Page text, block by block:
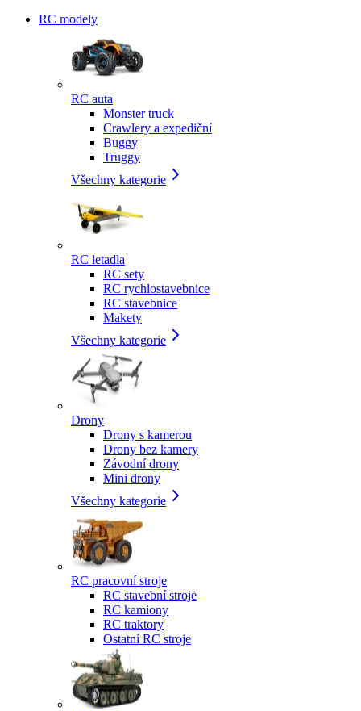
RC modely
RC auta
Monster truck
Crawlery a expediční
Buggy
Truggy
Všechny kategorie
RC letadla
RC sety
RC rychlostavebnice
RC stavebnice
Makety
Všechny kategorie
Drony
Drony s kamerou
Drony bez kamery
Závodní drony
Mini drony
Všechny kategorie
RC pracovní stroje
RC stavební stroje
RC kamiony
RC traktory
Ostatní RC stroje